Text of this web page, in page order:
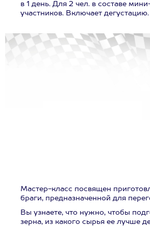
в 1 день. Для 2 чел. в составе
участников. Включает дегустацию.
Мастер-класс посвящен
браги, предназначенной для
Вы узнаете, что нужно, чтобы
зерна, из какого сырья ее лучше